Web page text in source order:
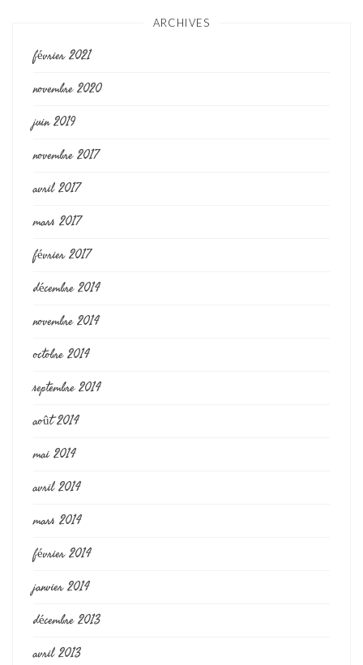
ARCHIVES
février 2021
novembre 2020
juin 2019
novembre 2017
avril 2017
mars 2017
février 2017
décembre 2014
novembre 2014
octobre 2014
septembre 2014
août 2014
mai 2014
avril 2014
mars 2014
février 2014
janvier 2014
décembre 2013
avril 2013